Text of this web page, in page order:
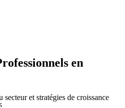
en
et stratégies de croissance